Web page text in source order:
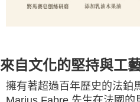
來自文化的堅持與工
擁有著超過百年歷史的法鉑